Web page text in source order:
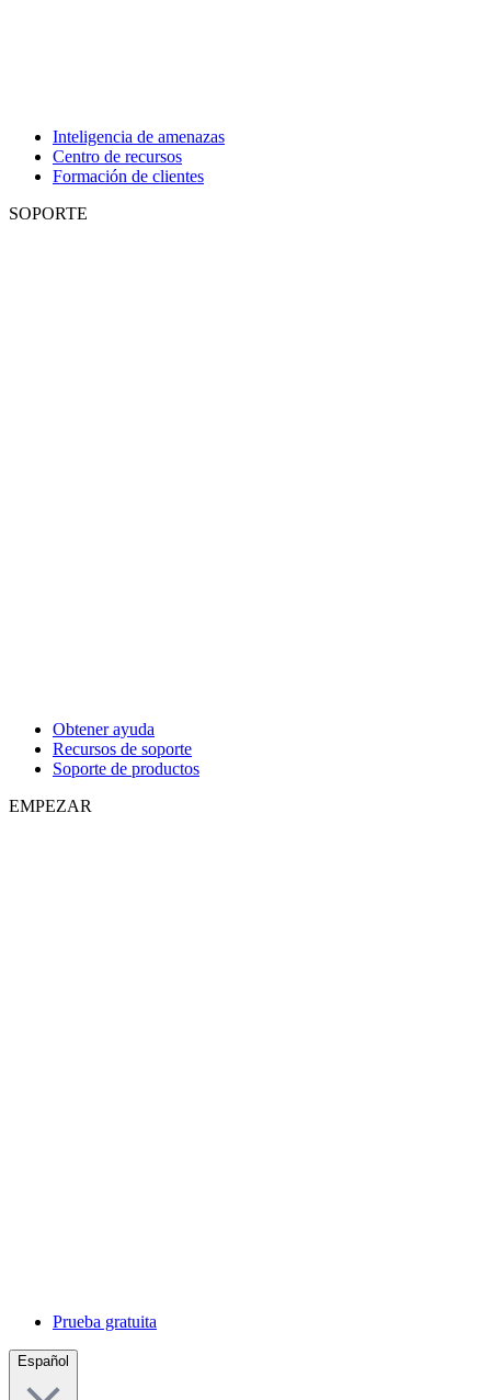
Inteligencia de amenazas
Centro de recursos
Formación de clientes
SOPORTE
Obtener ayuda
Recursos de soporte
Soporte de productos
EMPEZAR
Prueba gratuita
Español